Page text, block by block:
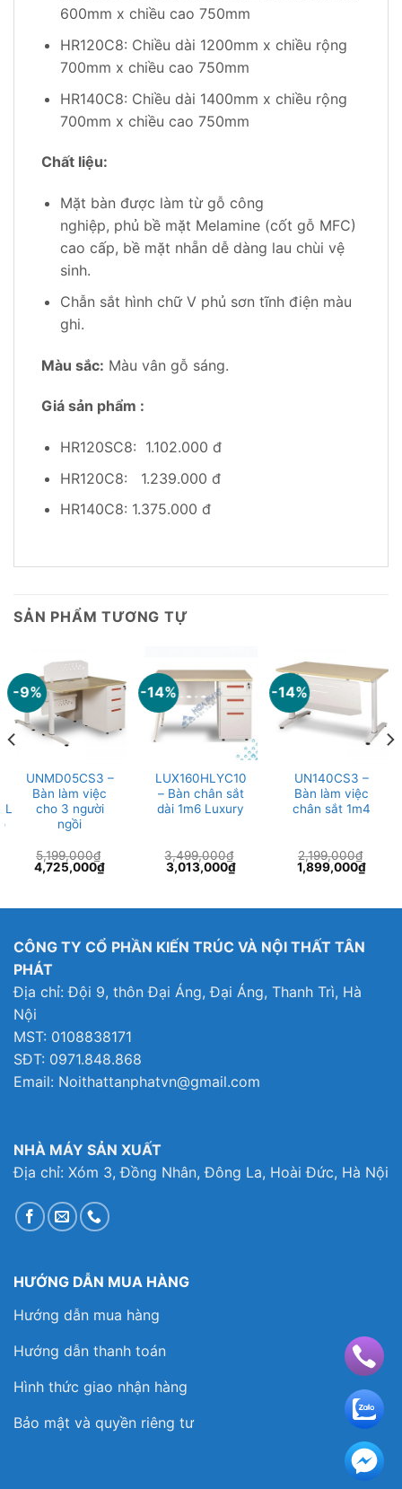
600mm x chiều cao 750mm
HR120C8: Chiều dài 1200mm x chiều rộng
700mm x chiều cao 750mm
HR140C8: Chiều dài 1400mm x chiều rộng
700mm x chiều cao 750mm
Chất liệu:
Mặt bàn được làm từ gỗ công
nghiệp, phủ bề mặt Melamine (cốt gỗ MFC)
cao cấp, bề mặt nhẵn dễ dàng lau chùi vệ
sinh.
Chẫn sắt hình chữ V phủ sơn tĩnh điện màu
ghi.
Màu sắc: Màu vân gỗ sáng.
Giá sản phẩm :
HR120SC8: 1.102.000 đ
HR120C8: 1.239.000 đ
HR140C8: 1.375.000 đ
SẢN PHẨM TƯƠNG TỰ
-9%
UNMD05CS3 –
Bàn làm việc
cho 3 người
ngồi
5,199,000₫
Giá
gốc
4,725,000₫Giá
4,725,000₫.
-14%
LUX160HLYC10
– Bàn chân sắt
dài 1m6 Luxury
3,499,000₫
Giá
gốc
3,013,000₫Giá
hiện
3,013,000₫.
-14%
UN140CS3 –
Bàn làm việc
chân sắt 1m4
2,199,000₫
Giá
gốc
1,899,000₫Giá
CÔNG TY CỔ PHẦN KIẾN TRÚC VÀ NỘI THẤT TÂN
PHÁT
Địa chỉ: Đội 9, thôn Đại Áng, Đại Áng, Thanh Trì, Hà
Nội
MST: 0108838171
SĐT: 0971.848.868
Email: Noithattanphatvn@gmail.com
NHÀ MÁY SẢN XUẤT
Địa chỉ: Xóm 3, Đồng Nhân, Đông La, Hoài Đức, Hà Nội
HƯỚNG DẪN MUA HÀNG
Hướng dẫn mua hàng
Hướng dẫn thanh toán
Hình thức giao nhận hàng
Bảo mật và quyền riêng tư